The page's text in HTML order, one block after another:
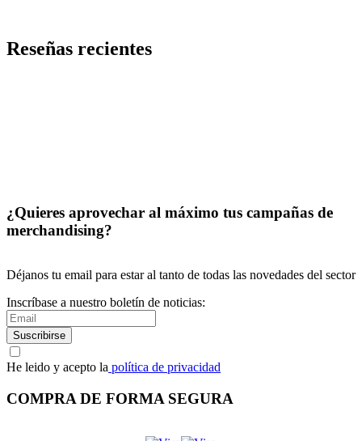
Reseñas recientes
¿Quieres aprovechar al máximo tus campañas de
merchandising?
Déjanos tu email para estar al tanto de todas las novedades del sector
Inscríbase a nuestro boletín de noticias:
Suscribirse
He leido y acepto la política de privacidad
COMPRA DE FORMA SEGURA